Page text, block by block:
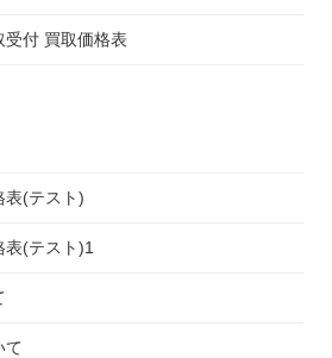
受付 買取価格表
表(テスト)
表(テスト)1
て